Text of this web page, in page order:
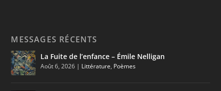
MESSAGES RÉCENTS
La Fuite de l’enfance – Émile Nelligan
Août 6, 2026 | Littérature, Poèmes